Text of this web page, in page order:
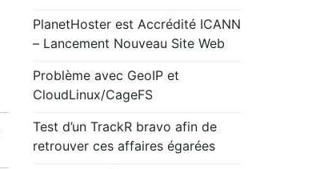
PlanetHoster est Accrédité ICANN
– Lancement Nouveau Site Web
Problème avec GeoIP et
CloudLinux/CageFS
Test d’un TrackR bravo afin de
retrouver ces affaires égarées